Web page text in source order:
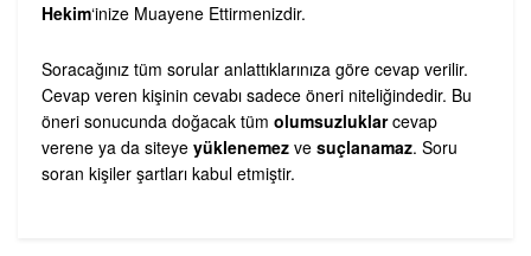
Hekim‘inize Muayene Ettirmenizdir.
Soracağınız tüm sorular anlattıklarınıza göre cevap verilir.
Cevap veren kişinin cevabı sadece öneri niteliğindedir. Bu
öneri sonucunda doğacak tüm olumsuzluklarcevap
verene ya da siteye yüklenemez ve suçlanamaz. Soru
soran kişiler şartları kabul etmiştir.